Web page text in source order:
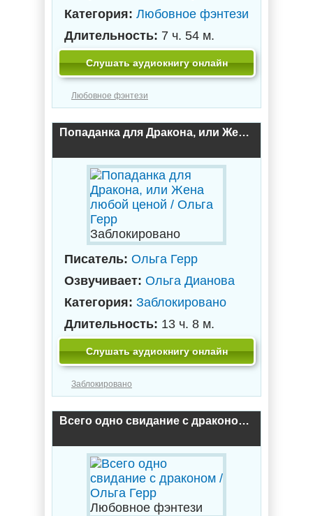
Категория: Любовное фэнтези
Длительность: 7 ч. 54 м.
Слушать аудиокнигу онлайн
Любовное фэнтези
Попаданка для Дракона, или Жена любой ценой / Ольга Герр
Заблокировано
Писатель: Ольга Герр
Озвучивает: Ольга Дианова
Категория: Заблокировано
Длительность: 13 ч. 8 м.
Слушать аудиокнигу онлайн
Заблокировано
Всего одно свидание с драконом / Ольга Герр
Любовное фэнтези